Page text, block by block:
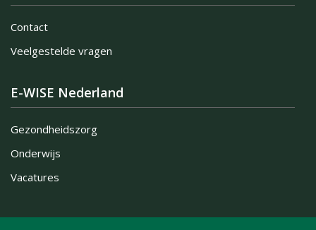
Contact
Veelgestelde vragen
E-WISE Nederland
Gezondheidszorg
Onderwijs
Vacatures